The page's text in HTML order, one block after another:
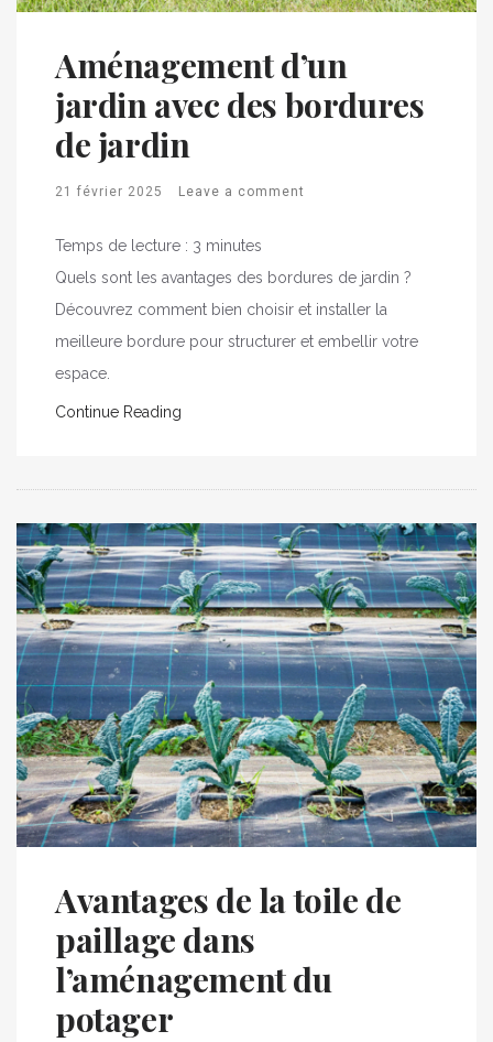
Aménagement d’un
jardin avec des bordures
de jardin
21 février 2025 Leave a comment
Temps de lecture : 3 minutes
Quels sont les avantages des bordures de jardin ?
Découvrez comment bien choisir et installer la
meilleure bordure pour structurer et embellir votre
espace.
Continue Reading
Avantages de la toile de
paillage dans
l’aménagement du
potager